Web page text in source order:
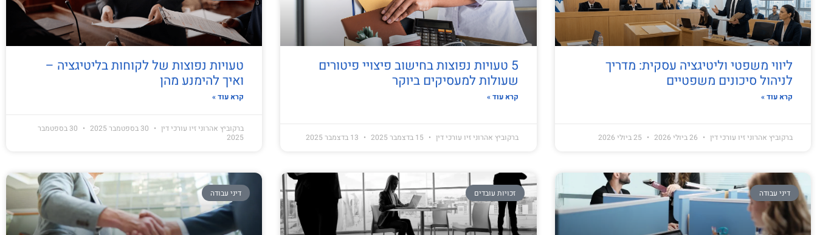
ליווי משפטי וליטיגציה עסקית: מדריך
לניהול סיכונים משפטיים
קרא עוד »
ברקוביץ אהרוני זיו עורכי דין
5 טעויות נפוצות בחישוב פיצויי פיטורים
שעולות למעסיקים ביוקר
קרא עוד »
ברקוביץ אהרוני זיו עורכי דין
טעויות נפוצות של לקוחות בליטיגציה –
ואיך להימנע מהן
קרא עוד »
ברקוביץ אהרוני זיו עורכי דין
30 בספטמבר
2025
דיני עבודה זכויות עובדים דיני עבודה